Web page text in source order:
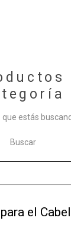
que estás
Buscar
el